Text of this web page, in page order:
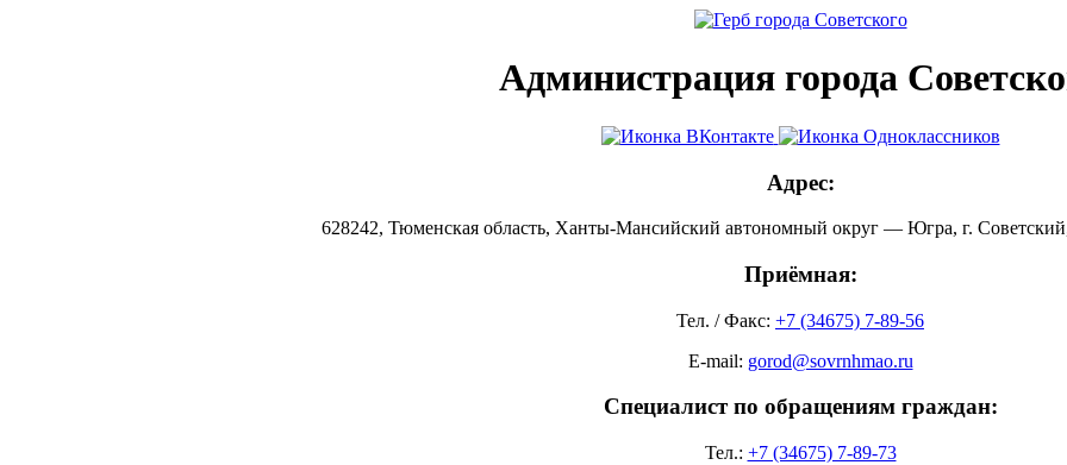
Администрация города
Адрес:
628242, Тюменская область, Ханты-Мансийский автономный округ — Югра, г.
Приёмная:
Тел. / Факс: +7 (34675) 7-89-56
E-mail: gorod@sovrnhmao.ru
Специалист по обращениям граждан:
Тел.: +7 (34675) 7-89-73